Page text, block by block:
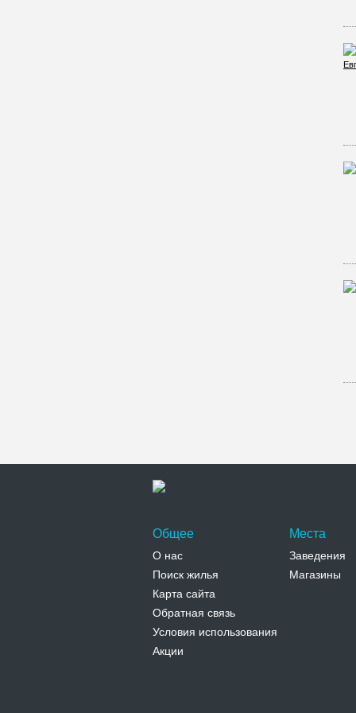
Общее
О нас
Поиск жилья
Карта сайта
Обратная связь
Условия использования
Акции
Места
Заведения
Магазины